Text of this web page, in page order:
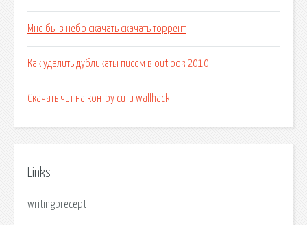
Мне бы в небо скачать скачать торрент
Как удалить дубликаты писем в outlook 2010
Скачать чит на контру сити wallhack
Links
writingprecept